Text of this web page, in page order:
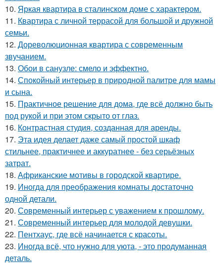
10. Яркая квартира в сталинском доме с характером.
11. Квартира с личной террасой для большой и дружной
семьи.
12. Дореволюционная квартира с современным
звучанием.
13. Обои в санузле: смело и эффектно.
14. Спокойный интерьер в природной палитре для мамы
и сына.
15. Практичное решение для дома, где всё должно быть
под рукой и при этом скрыто от глаз.
16. Контрастная студия, созданная для аренды.
17. Эта идея делает даже самый простой шкаф
стильнее, практичнее и аккуратнее - без серьёзных
затрат.
18. Африканские мотивы в городской квартире.
19. Иногда для преображения комнаты достаточно
одной детали.
20. Современный интерьер с уважением к прошлому.
21. Современный интерьер для молодой девушки.
22. Пентхаус, где всё начинается с красоты.
23. Иногда всё, что нужно для уюта, - это продуманная
деталь.